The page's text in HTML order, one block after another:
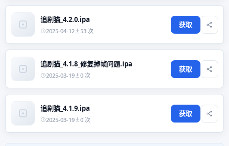
追剧猫_4.2.0.ipa
2025-04-12 53 次
获取
追剧猫_4.1.8_修复掉帧问题.ipa
2025-03-19 0 次
获取
追剧猫_4.1.9.ipa
2025-03-19 0 次
获取